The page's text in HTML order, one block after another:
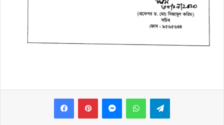
MessengerWhatsAppTelegram